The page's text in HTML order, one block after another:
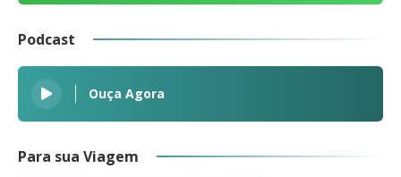
Podcast
Ouça Agora
Para sua Viagem